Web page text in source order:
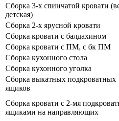
Сборка 3-х спинчатой кровати
детская)
Сборка 2-х ярусной кровати
Сборка кровати с балдахином
Сборка кровати с ПМ, с бк ПМ
Сборка кухонного стола
Сборка кухонного уголка
Сборка выкатных подкроватных
ящиков
Сборка кровати с 2-мя
ящиками на направляющих